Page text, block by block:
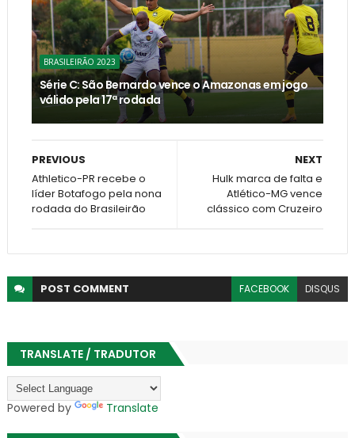
BRASILEIRÃO 2023
Série C: São Bernardo vence o Amazonas em jogo
válido pela 17ª rodada
NEXT
Hulk marca de falta e
Atlético-MG vence
clássico com Cruzeiro
PREVIOUS
Athletico-PR recebe o
líder Botafogo pela nona
rodada do Brasileirão
POST COMMENT FACEBOOK DISQUS
TRANSLATE / TRADUTOR
Powered by Translate